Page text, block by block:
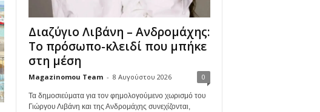
Διαζύγιο Λιβάνη – Ανδρομάχης:
Το πρόσωπο-κλειδί που μπήκε
στη μέση
Magazinomou Team - 8 Αυγούστου 2026 0
Τα δημοσιεύματα για τον φημολογούμενο χωρισμό του
Γιώργου Λιβάνη και της Ανδρομάχης συνεχίζονται,